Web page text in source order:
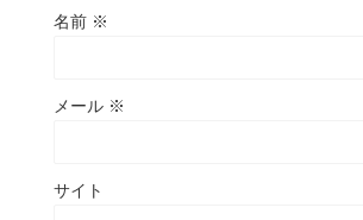
名前 ※
メール ※
サイト